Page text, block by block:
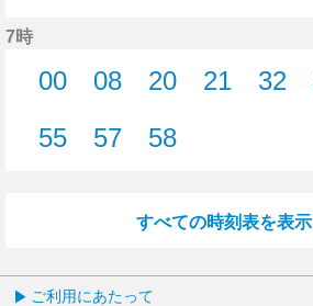
7時
00
08
20
21
32
55
57
58
すべての時刻表を表示
ご利用にあたって